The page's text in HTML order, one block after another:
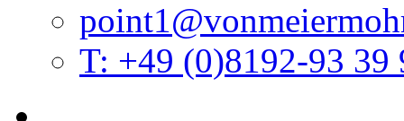
T: +49 (0)8192-93 39